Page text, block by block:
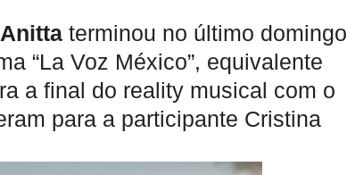
Anitta terminou no último domingo
“La Voz México”, equivalente
a final do reality musical com o
para a participante Cristina